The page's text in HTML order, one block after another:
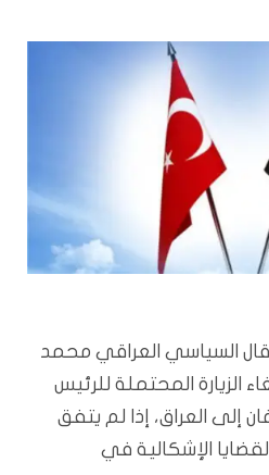
السياسي العراقي محمد
الزيارة المحتملة للرئيس
إلى العراق، إذا لم يتفق
الإشكالية في